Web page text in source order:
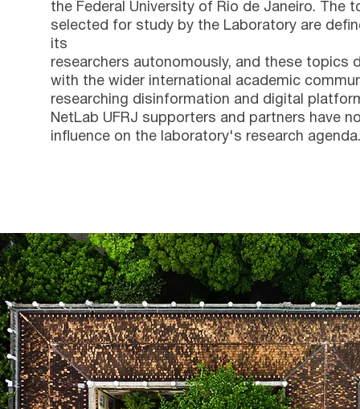
the Federal University of Rio de Janeiro. The
selected for study by the Laboratory are
its
researchers autonomously, and these topics
with the wider international academic
researching disinformation and digital
NetLab UFRJ supporters and partners have
influence on the laboratory's research agenda.